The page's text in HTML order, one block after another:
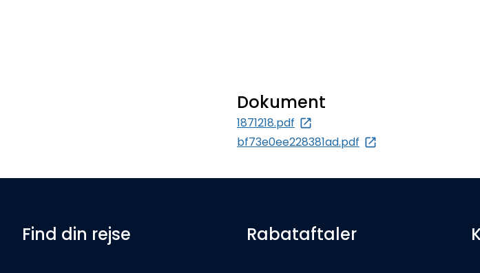
Dokument
1871218.pdf
bf73e0ee228381ad.pdf
Find din rejse Rabataftaler